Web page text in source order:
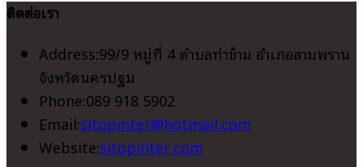
ติดต่อเรา
Address:99/9 หมู่ที่ 4 ตำบลท่าข้าม อำเภอสามพราน
จังหวัดนครปฐม
Phone:089 918 5902
Email:sitopinter@hotmail.com
Website:sitopinter.com